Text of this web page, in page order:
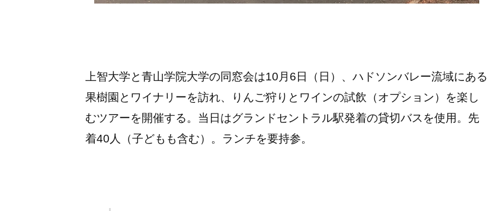
上智大学と青山学院大学の同窓会は10月6日（日）、ハドソンバレー流域にある
果樹園とワイナリーを訪れ、りんご狩りとワインの試飲（オプション）を楽し
むツアーを開催する。当日はグランドセントラル駅発着の貸切バスを使用。先
着40人（子どもも含む）。ランチを要持参。